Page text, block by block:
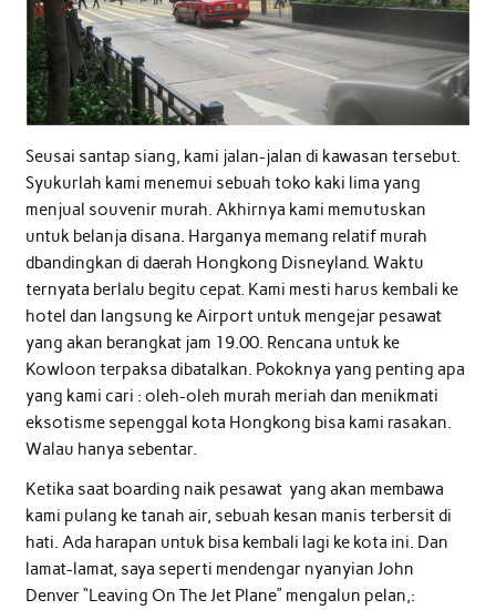
Seusai santap siang, kami jalan-jalan di kawasan tersebut.
Syukurlah kami menemui sebuah toko kaki lima yang
menjual souvenir murah. Akhirnya kami memutuskan
untuk belanja disana. Harganya memang relatif murah
dbandingkan di daerah Hongkong Disneyland. Waktu
ternyata berlalu begitu cepat. Kami mesti harus kembali ke
hotel dan langsung ke Airport untuk mengejar pesawat
yang akan berangkat jam 19.00. Rencana untuk ke
Kowloon terpaksa dibatalkan. Pokoknya yang penting apa
yang kami cari : oleh-oleh murah meriah dan menikmati
eksotisme sepenggal kota Hongkong bisa kami rasakan.
Walau hanya sebentar.
Ketika saat boarding naik pesawat yang akan membawa
kami pulang ke tanah air, sebuah kesan manis terbersit di
hati. Ada harapan untuk bisa kembali lagi ke kota ini. Dan
lamat-lamat, saya seperti mendengar nyanyian John
Denver “Leaving On The Jet Plane” mengalun pelan,: